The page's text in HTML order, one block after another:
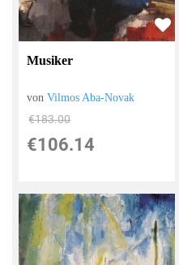
Musiker
vonVilmos Aba-Novak
€183.00
€106.14